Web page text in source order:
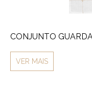
CONJUNTO
VER MAIS